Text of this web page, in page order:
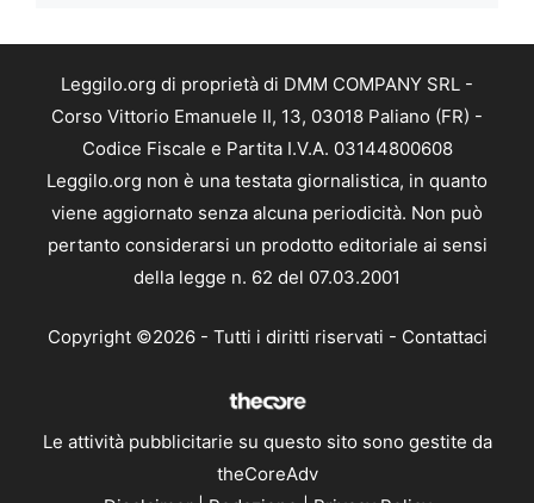
Leggilo.org di proprietà di DMM COMPANY SRL -
Corso Vittorio Emanuele II, 13, 03018 Paliano (FR) -
Codice Fiscale e Partita I.V.A. 03144800608
Leggilo.org non è una testata giornalistica, in quanto
viene aggiornato senza alcuna periodicità. Non può
pertanto considerarsi un prodotto editoriale ai sensi
della legge n. 62 del 07.03.2001
Copyright ©2026 - Tutti i diritti riservati - Contattaci
Le attività pubblicitarie su questo sito sono gestite da
theCoreAdv